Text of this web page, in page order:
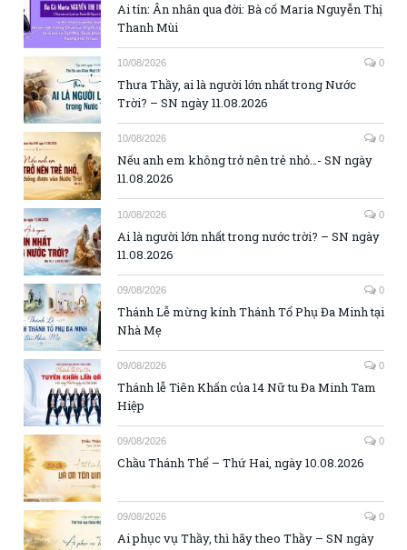
Ai tín: Ân nhân qua đời: Bà cố Maria Nguyễn Thị
Thanh Mùi
10/08/2026 0
Thưa Thầy, ai là người lớn nhất trong Nước
Trời? – SN ngày 11.08.2026
10/08/2026 0
Nếu anh em không trở nên trẻ nhỏ…- SN ngày
11.08.2026
10/08/2026 0
Ai là người lớn nhất trong nước trời? – SN ngày
11.08.2026
09/08/2026 0
Thánh Lễ mừng kính Thánh Tổ Phụ Đa Minh tại
Nhà Mẹ
09/08/2026 0
Thánh lễ Tiên Khấn của 14 Nữ tu Đa Minh Tam
Hiệp
09/08/2026 0
Chầu Thánh Thể – Thứ Hai, ngày 10.08.2026
09/08/2026 0
Ai phục vụ Thầy, thì hãy theo Thầy – SN ngày